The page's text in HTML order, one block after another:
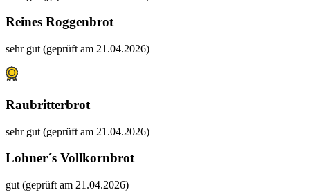
Reines Roggenbrot
sehr gut (geprüft am 21.04.2026)
Raubritterbrot
sehr gut (geprüft am 21.04.2026)
Lohner´s Vollkornbrot
gut (geprüft am 21.04.2026)